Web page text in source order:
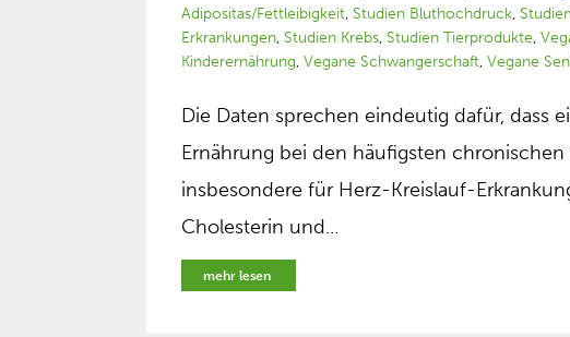
Adipositas/Fettleibigkeit, Studien Bluthochdruck,
Erkrankungen, Studien Krebs, Studien Tierprodukte,
Kinderernährung,Vegane Schwangerschaft,Vegane
Die Daten sprechen eindeutig dafür, dass
Ernährung bei den häufigsten
insbesondere für Herz-Kreislauf-
Cholesterin und...
mehr lesen